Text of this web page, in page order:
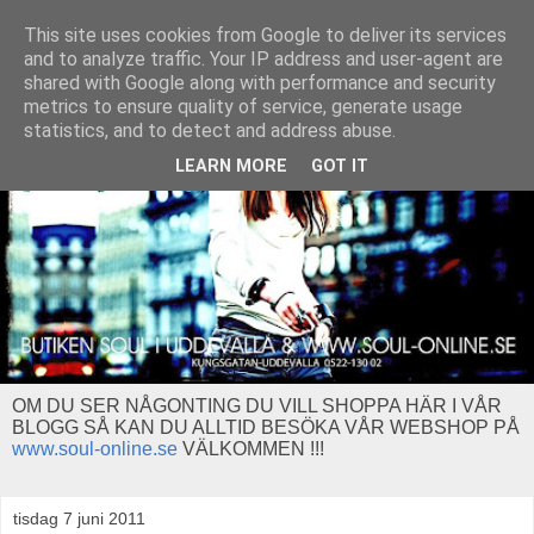
OM DU SER NÅGONTING DU VILL SHOPPA HÄR I VÅR
BLOGG SÅ KAN DU ALLTID BESÖKA VÅR WEBSHOP PÅ
www.soul-online.se VÄLKOMMEN !!!
tisdag 7 juni 2011
This site uses cookies from Google to deliver its services
and to analyze traffic. Your IP address and user-agent are
shared with Google along with performance and security
metrics to ensure quality of service, generate usage
statistics, and to detect and address abuse.
LEARN MORE GOT IT